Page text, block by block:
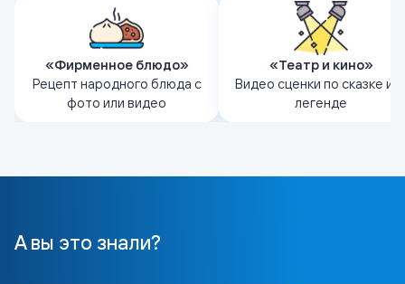
«Фирменное блюдо»
Рецепт народного блюда с
фото или видео
Расскажите о праздничном
блюде своего народа,
покажите его приготовление
пошагово и добавьте
фотографии или видео
процесса.
«Театр и кино»
Видео сценки по сказке
легенде
Инсценируйте эпизод из
народной сказки, легенды
предания, передав
героев, сюжет и важные
ценности, которые в них
заложены.
А вы это знали?